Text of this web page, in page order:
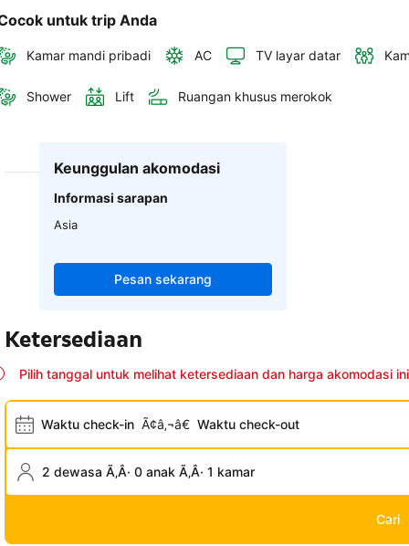
untuk trip Anda
Kamar mandi pribadi AC TV layar datar
Shower Lift Ruangan khusus merokok
Keunggulan akomodasi
Informasi sarapan
Asia
Pesan sekarang
Ketersediaan
Pilih tanggal untuk melihat ketersediaan dan harga akomodasi ini
Waktu check-in Ã¢â‚¬â€ Waktu check-out
2 dewasa Ã‚Â· 0 anak Ã‚Â· 1 kamar
Cari